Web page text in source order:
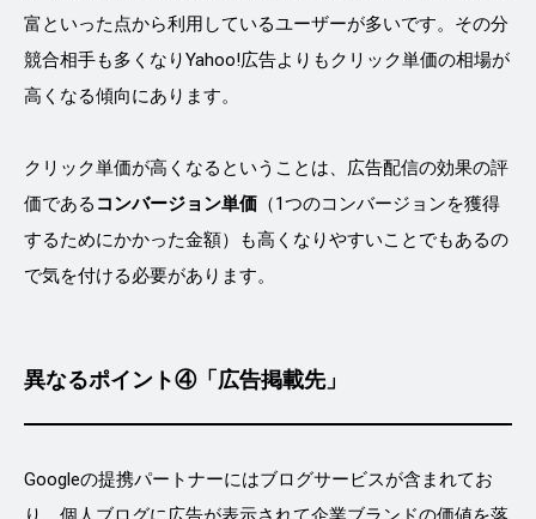
富といった点から利用しているユーザーが多いです。その分
競合相手も多くなりYahoo!広告よりもクリック単価の相場が
高くなる傾向にあります。
クリック単価が高くなるということは、広告配信の効果の評
価である コンバージョン単価 （1つのコンバージョンを獲得
するためにかかった金額）も高くなりやすいことでもあるの
で気を付ける必要があります。
異なるポイント④「広告掲載先」
Googleの提携パートナーにはブログサービスが含まれてお